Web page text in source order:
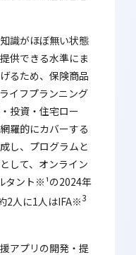
識がほぼ無い状態
供できる水準にま
るため、保険商品
イフプランニング
投資・住宅ロー
羅的にカバーする
し、プログラムと
して、オンライン
タント※¹の2024年
2人に1人はIFA※3
アプリの開発・提